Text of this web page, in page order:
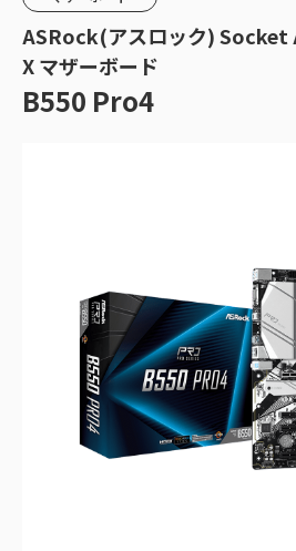
ASRock(アスロック) Socket
X マザーボード
B550 Pro4